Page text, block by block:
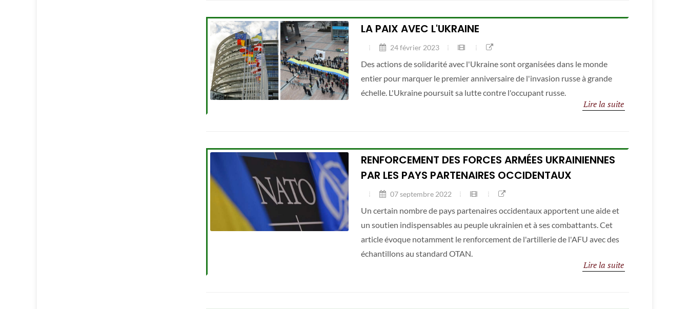
LA PAIX AVEC L'UKRAINE
24 février 2023
Des actions de solidarité avec l'Ukraine sont organisées dans le monde
entier pour marquer le premier anniversaire de l'invasion russe à grande
échelle. L'Ukraine poursuit sa lutte contre l'occupant russe.
Lire la suite
RENFORCEMENT DES FORCES ARMÉES UKRAINIENNES
PAR LES PAYS PARTENAIRES OCCIDENTAUX
07 septembre 2022
Un certain nombre de pays partenaires occidentaux apportent une aide et
un soutien indispensables au peuple ukrainien et à ses combattants. Cet
article évoque notamment le renforcement de l'artillerie de l'AFU avec des
échantillons au standard OTAN.
Lire la suite